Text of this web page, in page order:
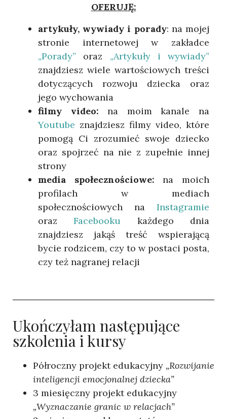
OFERUJĘ:
artykuły, wywiady i porady: na mojej
stronie internetowej w zakładce
„Porady” oraz „Artykuły i wywiady”
znajdziesz wiele wartościowych treści
dotyczących rozwoju dziecka oraz
jego wychowania
filmy video: na moim kanale na
Youtube znajdziesz filmy video, które
pomogą Ci zrozumieć swoje dziecko
oraz spojrzeć na nie z zupełnie innej
strony
media społecznościowe: na moich
profilach w mediach
społecznościowych na Instagramie
orazFacebooku każdego dnia
znajdziesz jakąś treść wspierającą
bycie rodzicem, czy to w postaci posta,
czy też nagranej relacji
Ukończyłam następujące
szkolenia i kursy
Półroczny projekt edukacyjny „Rozwijanie
inteligencji emocjonalnej dziecka”
3 miesięczny projekt edukacyjny
„Wyznaczanie granic w relacjach”